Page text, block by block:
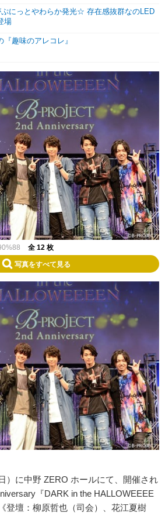
ぷにっとやわらか発光☆ 存在感抜群なのLED
場
『趣味のアレコレ』
全 12 枚
写真をすべて見る
）に中野 ZERO ホールにて、開催され
『DARK in the HALLOWEEEE
登壇：柳原哲也（司会）、花江夏樹